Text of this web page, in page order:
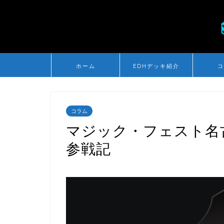
ホーム EDHデッキ紹介
コラム
マジック・フェスト
参戦記